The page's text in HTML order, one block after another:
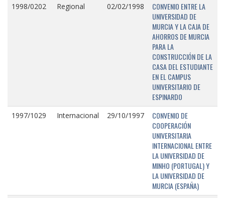
1998/0202 Regional 02/02/1998
CONVENIO ENTRE LA
UNIVERSIDAD DE
MURCIA Y LA CAJA DE
AHORROS DE MURCIA
PARA LA
CONSTRUCCIÓN DE LA
CASA DEL ESTUDIANTE
EN EL CAMPUS
UNIVERSITARIO DE
ESPINARDO
1997/1029 Internacional 29/10/1997
CONVENIO DE
COOPERACIÓN
UNIVERSITARIA
INTERNACIONAL ENTRE
LA UNIVERSIDAD DE
MINHO (PORTUGAL) Y
LA UNIVERSIDAD DE
MURCIA (ESPAÑA)